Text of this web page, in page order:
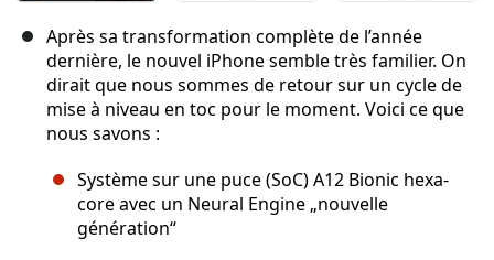
Après sa transformation complète de l’année
dernière, le nouvel iPhone semble très familier. On
dirait que nous sommes de retour sur un cycle de
mise à niveau en toc pour le moment. Voici ce que
nous savons :
Système sur une puce (SoC) A12 Bionic hexa-
core avec un Neural Engine „nouvelle
génération“